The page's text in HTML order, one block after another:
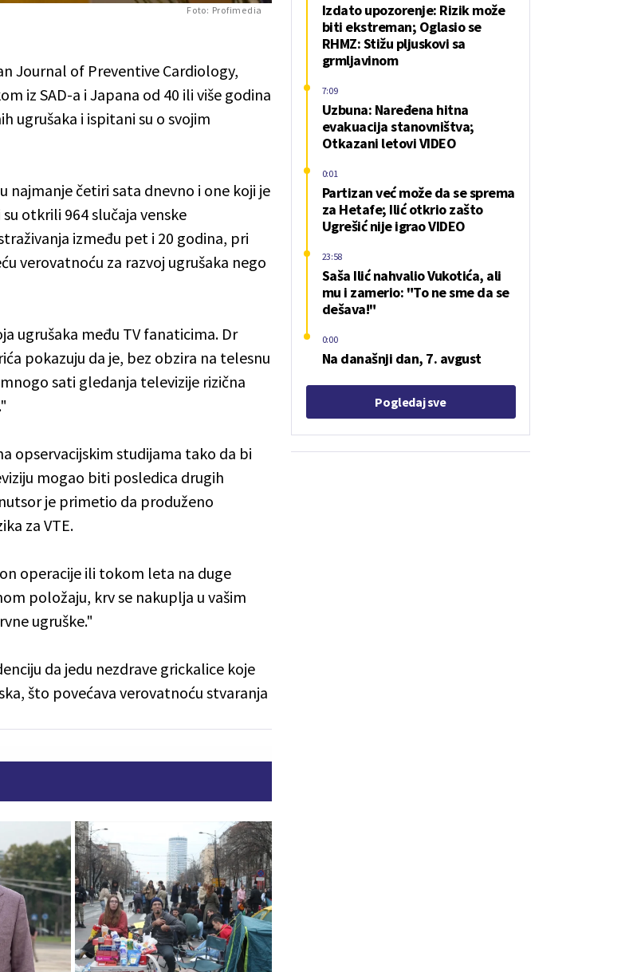
Foto: Profimedia
Journal of Preventive Cardiology,
iz SAD-a i Japana od 40 ili više godina
ugrušaka i ispitani su o svojim
četiri sata dnevno i one koji je
otkrili 964 slučaja venske
između pet i 20 godina, pri
verovatnoću za razvoj ugrušaka nego
ugrušaka među TV fanaticima. Dr
pokazuju da je, bez obzira na telesnu
sati gledanja televizije rizična
opservacijskim studijama tako da bi
mogao biti posledica drugih
je primetio da produženo
za VTE.
operacije ili tokom leta na duge
položaju, krv se nakuplja u vašim
ugruške."
da jedu nezdrave grickalice koje
što povećava verovatnoću stvaranja
Izdato upozorenje: Rizik može
biti ekstreman; Oglasio se
RHMZ: Stižu pljuskovi sa
grmljavinom
Uzbuna: Naređena hitna
evakuacija stanovništva;
Otkazani letovi VIDEO
7:09
Partizan već može da se sprema
za Hetafe; Ilić otkrio zašto
Ugrešić nije igrao VIDEO
0:01
Saša Ilić nahvalio Vukotića, ali
mu i zamerio: "To ne sme da se
dešava!"
23:58
Na današnji dan, 7. avgust
0:00
Pogledaj sve